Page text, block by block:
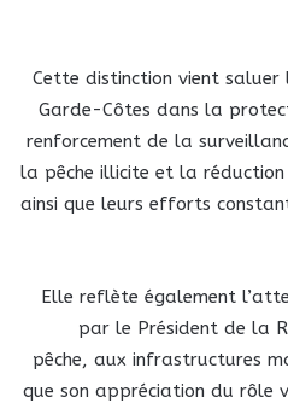
Cette distinction vient saluer
Garde-Côtes dans la
renforcement de la
la pêche illicite et la
ainsi que leurs efforts
Elle reflète également
par le Président de la
pêche, aux infrastructures
que son appréciation du rôle